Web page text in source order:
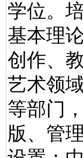
学位。
基本理
创作、
艺术领
等部门
版、管